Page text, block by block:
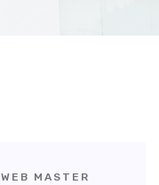
WEB MASTER